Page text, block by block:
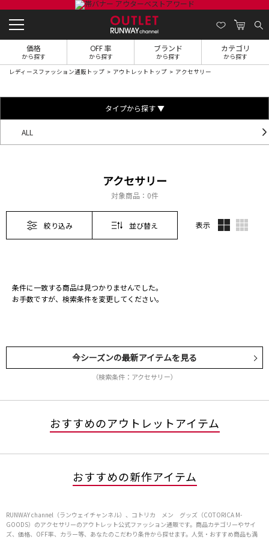
価格
から探す
OFF 率
から探す
ブランド
から探す
カテゴリ
から探す
レディースファッション通販トップ アウトレットトップ アクセサリー
タイプから探す ▼
ALL
アクセサリー
対象商品： 0件
絞り込み 並び替え 表示
条件に一致する商品は見つかりませんでした。
お手数ですが、検索条件を変更してください。
今シーズンの最新アイテムを見る
（検索条件：アクセサリー）
おすすめのアウトレットアイテム
おすすめの新作アイテム
RUNWAY channel（ランウェイチャンネル）、コトリカ メン グッズ（COTORICA M-
GOODS）のアクセサリーのアウトレット公式ファッション通販です。商品カテゴリーやサイ
ズ、価格、OFF率、カラー等、あなたのこだわり条件から探せます。人気・おすすめ商品も満